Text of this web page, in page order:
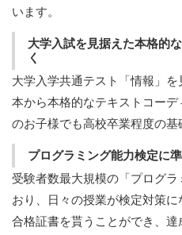
います。
大学入試を見据えた本格的
く
大学入学共通テスト「情報」
本から本格的なテキストコー
のお子様でも高校卒業程度の基
プログラミング能力検定に
受験者数最大規模の「プログ
おり、日々の授業が検定対策
合格証書を貰うことができ、